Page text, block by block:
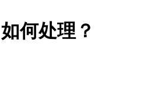
何处理？